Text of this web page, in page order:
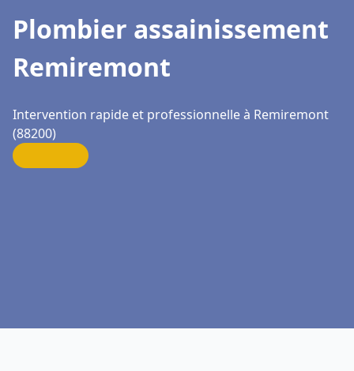
Plombier assainissement
Remiremont
Intervention rapide et professionnelle à Remiremont
(88200)